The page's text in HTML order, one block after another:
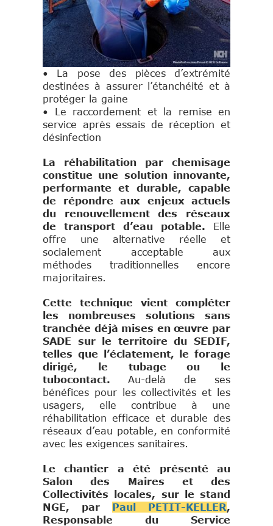
• La pose des pièces d’extrémité
destinées à assurer l’étanchéité et à
protéger la gaine
• Le raccordement et la remise en
service après essais de réception et
désinfection
La réhabilitation par chemisage
constitue une solution innovante,
performante et durable, capable
de répondre aux enjeux actuels
du renouvellement des réseaux
de transport d’eau potable. Elle
offre une alternative réelle et
socialement acceptable aux
méthodes traditionnelles encore
majoritaires.
Cette technique vient compléter
les nombreuses solutions sans
tranchée déjà mises en œuvre par
SADE sur le territoire du SEDIF,
telles que l’éclatement, le forage
dirigé, le tubage ou le
tubocontact. Au-delà de ses
bénéfices pour les collectivités et les
usagers, elle contribue à une
réhabilitation efficace et durable des
réseaux d’eau potable, en conformité
avec les exigences sanitaires.
Le chantier a été présenté au
Salon des Maires et des
Collectivités locales, sur le stand
NGE, par Paul PETIT-KELLER,
Responsable du Service